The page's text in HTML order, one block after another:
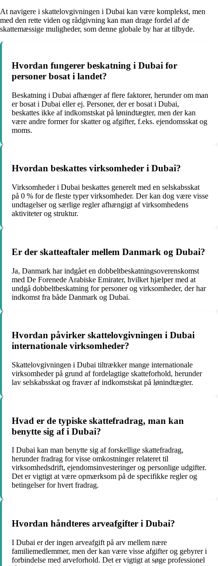
At navigere i skattelovgivningen i Dubai kan være komplekst, men
med den rette viden og rådgivning kan man drage fordel af de
skattemæssige muligheder, som denne globale by har at tilbyde.
Hvordan fungerer beskatning i Dubai for
personer bosat i landet?
Beskatning i Dubai afhænger af flere faktorer, herunder om man
er bosat i Dubai eller ej. Personer, der er bosat i Dubai,
beskattes ikke af indkomstskat på lønindtægter, men der kan
være andre former for skatter og afgifter, f.eks. ejendomsskat og
moms.
Hvordan beskattes virksomheder i Dubai?
Virksomheder i Dubai beskattes generelt med en selskabsskat
på 0 % for de fleste typer virksomheder. Der kan dog være visse
undtagelser og særlige regler afhængigt af virksomhedens
aktiviteter og struktur.
Er der skatteaftaler mellem Danmark og Dubai?
Ja, Danmark har indgået en dobbeltbeskatningsoverenskomst
med De Forenede Arabiske Emirater, hvilket hjælper med at
undgå dobbeltbeskatning for personer og virksomheder, der har
indkomst fra både Danmark og Dubai.
Hvordan påvirker skattelovgivningen i Dubai
internationale virksomheder?
Skattelovgivningen i Dubai tiltrækker mange internationale
virksomheder på grund af fordelagtige skatteforhold, herunder
lav selskabsskat og fravær af indkomstskat på lønindtægter.
Hvad er de typiske skattefradrag, man kan
benytte sig af i Dubai?
I Dubai kan man benytte sig af forskellige skattefradrag,
herunder fradrag for visse omkostninger relateret til
virksomhedsdrift, ejendomsinvesteringer og personlige udgifter.
Det er vigtigt at være opmærksom på de specifikke regler og
betingelser for hvert fradrag.
Hvordan håndteres arveafgifter i Dubai?
I Dubai er der ingen arveafgift på arv mellem nære
familiemedlemmer, men der kan være visse afgifter og gebyrer i
forbindelse med arveforhold. Det er vigtigt at søge professionel